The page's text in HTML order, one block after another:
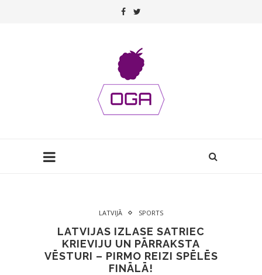
LATVIJĀ SPORTS
LATVIJAS IZLASE SATRIEC
KRIEVIJU UN PĀRRAKSTA
VĒSTURI – PIRMO REIZI SPĒLĒS
FINĀLĀ!